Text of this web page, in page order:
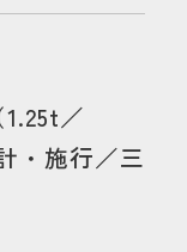
／
・施行／三